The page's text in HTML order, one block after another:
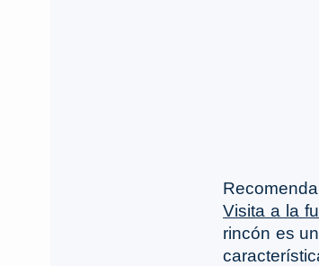
Visita a la
rincón es